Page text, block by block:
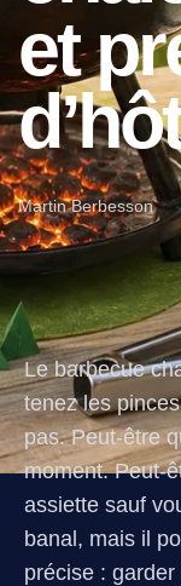
et
Martin Berbesson
Le barbecue
tenez les
pas. Peut-être
moment. Peut-
assiette sauf
banal, mais il
précise :